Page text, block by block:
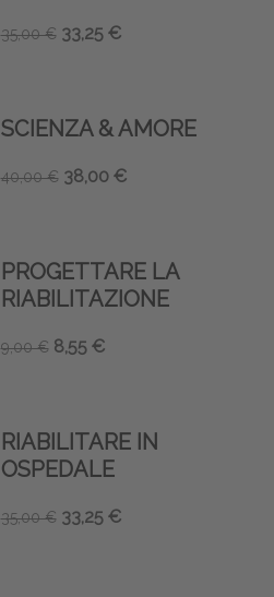
35,00 € 33,25 €
SCIENZA & AMORE
40,00 € 38,00 €
PROGETTARE LA
RIABILITAZIONE
9,00 € 8,55 €
RIABILITARE IN
OSPEDALE
35,00 € 33,25 €